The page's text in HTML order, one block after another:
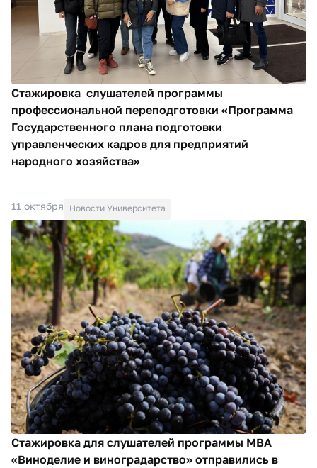
Стажировка слушателей программы
профессиональной переподготовки «Программа
Государственного плана подготовки
управленческих кадров для предприятий
народного хозяйства»
11 октября Новости Университета
Стажировка для слушателей программы MBA
«Виноделие и виноградарство» отправились в